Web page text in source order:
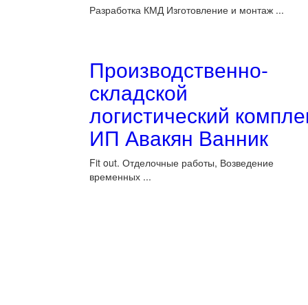
Разработка КМД Изготовление и монтаж ...
Производственно-
складской
логистический
ИП Авакян Ванник
Fit out. Отделочные работы, Возведение
временных ...